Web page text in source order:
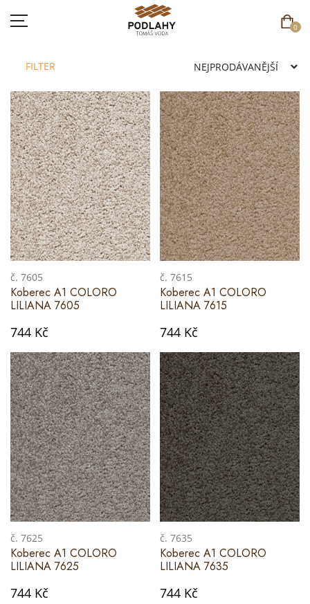
0
DOMŮ
SORTIMENT
AKCE
CENÍK
REFERENCE
SOUTĚŽ
KONTAKT
FILTER
č. 7605
Koberec A1 COLORO
LILIANA 7605
744 Kč
č. 7615
Koberec A1 COLORO
LILIANA 7615
744 Kč
č. 7625
Koberec A1 COLORO
LILIANA 7625
744 Kč
č. 7635
Koberec A1 COLORO
LILIANA 7635
744 Kč